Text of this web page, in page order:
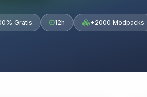
Gratis 12h +2000 Modpacks